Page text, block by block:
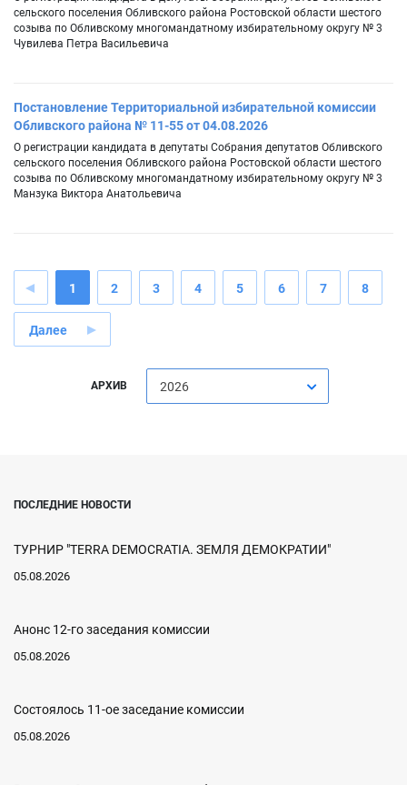
сельского поселения Обливского района Ростовской области шестого
созыва по Обливскому многомандатному избирательному округу № 3
Чувилева Петра Васильевича
Постановление Территориальной избирательной комиссии
Обливского района № 11-55 от 04.08.2026
О регистрации кандидата в депутаты Собрания депутатов Обливского
сельского поселения Обливского района Ростовской области шестого
созыва по Обливскому многомандатному избирательному округу № 3
Манзука Виктора Анатольевича
1 2 3 4 5 6 7 8
Далее
АРХИВ 2026
ПОСЛЕДНИЕ НОВОСТИ
ТУРНИР "TERRA DEMOCRATIA. ЗЕМЛЯ ДЕМОКРАТИИ"
05.08.2026
Анонс 12-го заседания комиссии
05.08.2026
Состоялось 11-ое заседание комиссии
05.08.2026